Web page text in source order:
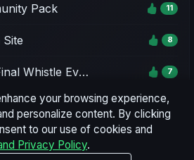
your browsing experience,
personalize content. By clicking
to our use of cookies and
Privacy Policy.
Pack 11
8
Soccerverse: The Final Whistle Event - Season 1 7
7
Season 2 Rating Preview & Parameter Updates